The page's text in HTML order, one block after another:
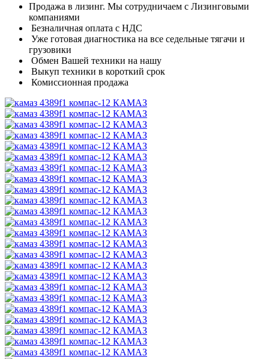
Продажа в лизинг. Мы сотрудничаем с Лизинговыми
компаниями
Безналичная оплата с НДС
Уже готовая диагностика на все седельные тягачи и
грузовики
Обмен Вашей техники на нашу
Выкуп техники в короткий срок
Комиссионная продажа